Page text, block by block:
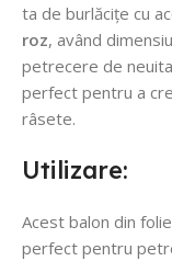
ta de burlăcițe cu
roz, având
petrecere de
perfect pentru a
râsete.
Utilizare:
Acest balon din
perfect pentru